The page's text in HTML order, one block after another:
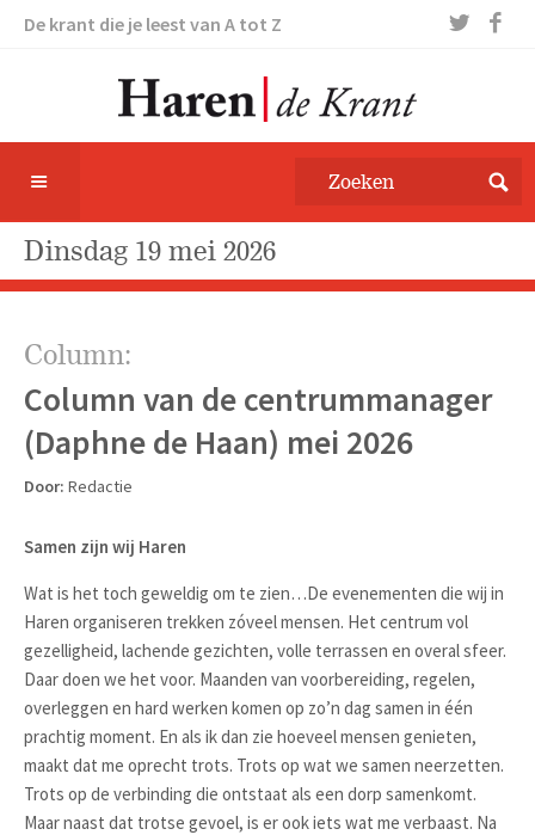
De krant die je leest van A tot Z
dinsdag 19 mei 2026
Column:
Column van de centrummanager
(Daphne de Haan) mei 2026
Door: Redactie
Samen zijn wij Haren
Wat is het toch geweldig om te zien…De evenementen die wij in
Haren organiseren trekken zóveel mensen. Het centrum vol
gezelligheid, lachende gezichten, volle terrassen en overal sfeer.
Daar doen we het voor. Maanden van voorbereiding, regelen,
overleggen en hard werken komen op zo’n dag samen in één
prachtig moment. En als ik dan zie hoeveel mensen genieten,
maakt dat me oprecht trots. Trots op wat we samen neerzetten.
Trots op de verbinding die ontstaat als een dorp samenkomt.
Maar naast dat trotse gevoel, is er ook iets wat me verbaast. Na